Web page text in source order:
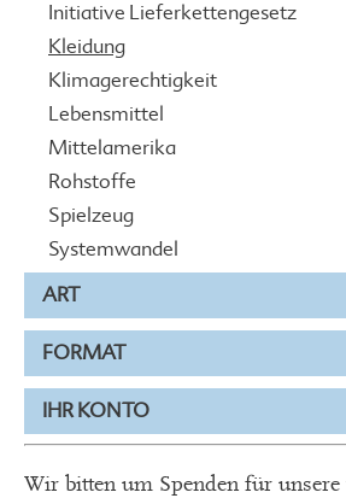
Initiative Lieferkettengesetz
Kleidung
Klimagerechtigkeit
Lebensmittel
Mittelamerika
Rohstoffe
Spielzeug
Systemwandel
ART
FORMAT
IHR KONTO
Wir bitten um Spenden für unsere